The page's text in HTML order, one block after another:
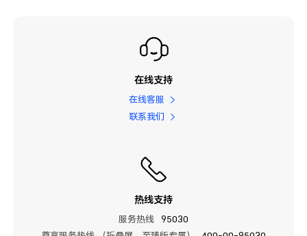
在线支持
在线客服
联系我们
热线支持
服务热线
95030